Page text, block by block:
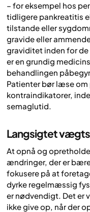
– for eksempel hos
tidligere pankreatitis
tilstande eller
gravide eller
graviditet inden for
er en grundig
behandlingen
Patienter bør læse
kontraindikatorer,
semaglutid.
Langsigtet
At opnå og
ændringer, der er
fokusere på at
dyrke regelmæssig
er nødvendigt. Det er
ikke give op, når der